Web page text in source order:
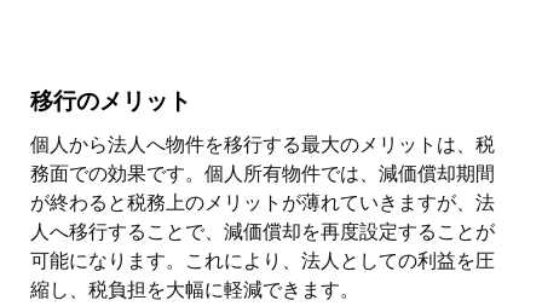
移行のメリット
個人から法人へ物件を移行する最大のメリットは、税
務面での効果です。個人所有物件では、減価償却期間
が終わると税務上のメリットが薄れていきますが、法
人へ移行することで、減価償却を再度設定することが
可能になります。これにより、法人としての利益を圧
縮し、税負担を大幅に軽減できます。